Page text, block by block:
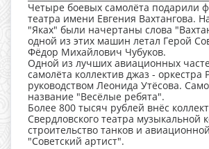
Четыре боевых самолёта подарили
театра имени Евгения Вахтангова.
"Яках" были начертаны слова
одной из этих машин летал Герой
Фёдор Михайлович Чубуков.
Одной из лучших авиационных
самолёта коллектив джаз - оркестра
руководством Леонида Утёсова.
название "Весёлые ребята".
Более 800 тысяч рублей внёс
Свердловского театра музыкальной
строительство танков и
"Советский артист".